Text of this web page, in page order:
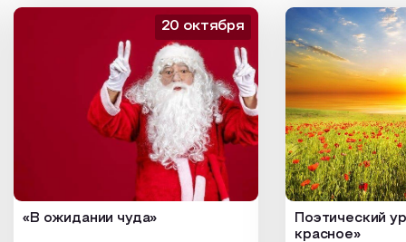
«В ожидании чуда»
20 октября
Поэтический
красное»